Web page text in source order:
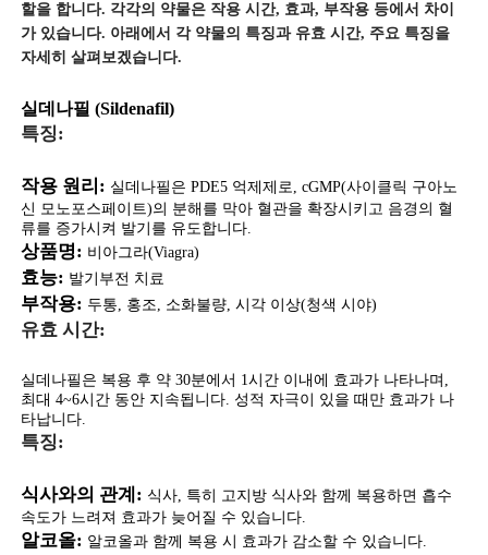
할을 합니다. 각각의 약물은 작용 시간, 효과, 부작용 등에서 차이
가 있습니다. 아래에서 각 약물의 특징과 유효 시간, 주요 특징을
자세히 살펴보겠습니다.
실데나필 (Sildenafil)
특징:
작용 원리: 실데나필은 PDE5 억제제로, cGMP(사이클릭 구아노
신 모노포스페이트)의 분해를 막아 혈관을 확장시키고 음경의 혈
류를 증가시켜 발기를 유도합니다.
상품명: 비아그라(Viagra)
효능: 발기부전 치료
부작용: 두통, 홍조, 소화불량, 시각 이상(청색 시야)
유효 시간:
실데나필은 복용 후 약 30분에서 1시간 이내에 효과가 나타나며,
최대 4~6시간 동안 지속됩니다. 성적 자극이 있을 때만 효과가 나
타납니다.
특징:
식사와의 관계: 식사, 특히 고지방 식사와 함께 복용하면 흡수
속도가 느려져 효과가 늦어질 수 있습니다.
알코올: 알코올과 함께 복용 시 효과가 감소할 수 있습니다.